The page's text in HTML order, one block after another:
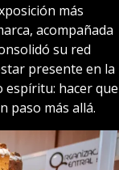
más
acompañada
su red
presente en la
espíritu: hacer que
paso más allá.